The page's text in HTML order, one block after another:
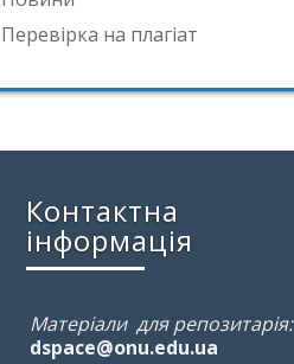
Перевірка на плагіат
Контактна
інформація
Матеріали для репозитарія:
dspace@onu.edu.ua